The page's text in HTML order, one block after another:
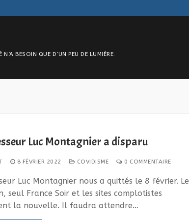
BESOIN QUE D’UN PEU DE LUMIÈRE.
Luc Montagnier a disparu
8 FÉVRIER 2022 COVIDISME 0 COMMENTAIRE
Luc Montagnier nous a quittés le 8 février. Le
seul France Soir et les sites complotistes
la nouvelle. Il faudra attendre…